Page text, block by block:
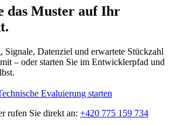
das Muster auf Ihr
Signale, Datenziel und erwartete Stückzahl
– oder starten Sie im Entwicklerpfad und
Evaluierung starten
rufen Sie direkt an: +420 775 159 734